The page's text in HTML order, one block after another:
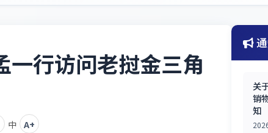
一行访问老挝金三角
中 A+
关
销
知